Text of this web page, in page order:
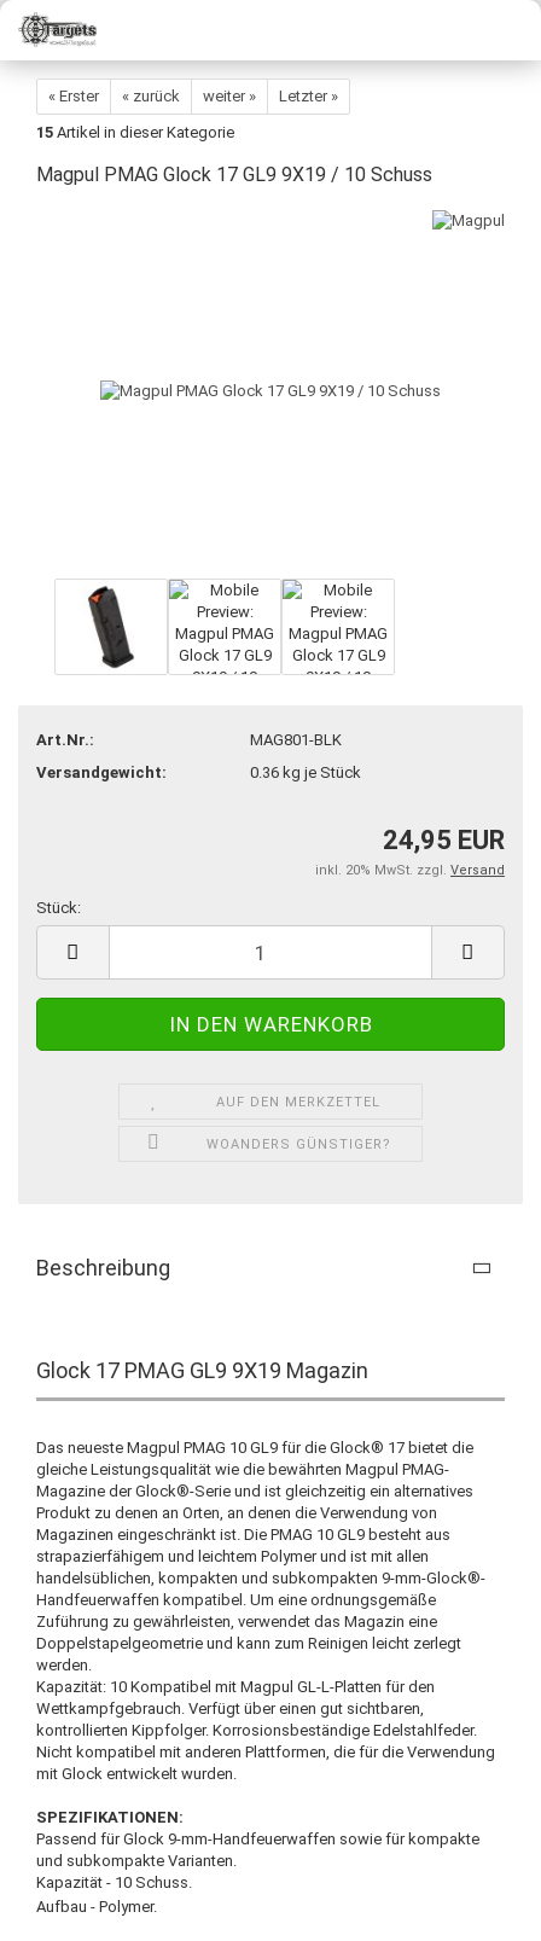
« Erster « zurück weiter »
Letzter »
15 Artikel in dieser Kategorie
Magpul PMAG Glock 17 GL9 9X19 / 10 Schuss
Art.Nr.:
MAG801-BLK
Versandgewicht:
0.36kg je Stück
24,95 EUR
inkl. 20% MwSt. zzgl. Versand
Stück:
Stück
AUF DEN MERKZETTEL
WOANDERS GÜNSTIGER?
Beschreibung
Glock 17 PMAG GL9 9X19 Magazin
Das neueste Magpul PMAG 10 GL9 für die Glock® 17 bietet die
gleiche Leistungsqualität wie die bewährten Magpul PMAG-
Magazine der Glock®-Serie und ist gleichzeitig ein alternatives
Produkt zu denen an Orten, an denen die Verwendung von
Magazinen eingeschränkt ist. Die PMAG 10 GL9 besteht aus
strapazierfähigem und leichtem Polymer und ist mit allen
handelsüblichen, kompakten und subkompakten 9-mm-Glock®-
Handfeuerwaffen kompatibel. Um eine ordnungsgemäße
Zuführung zu gewährleisten, verwendet das Magazin eine
Doppelstapelgeometrie und kann zum Reinigen leicht zerlegt
werden.
Kapazität: 10 Kompatibel mit Magpul GL-L-Platten für den
Wettkampfgebrauch. Verfügt über einen gut sichtbaren,
kontrollierten Kippfolger. Korrosionsbeständige Edelstahlfeder.
Nicht kompatibel mit anderen Plattformen, die für die Verwendung
mit Glock entwickelt wurden.
SPEZIFIKATIONEN:
Passend für Glock 9-mm-Handfeuerwaffen sowie für kompakte
und subkompakte Varianten.
Kapazität - 10 Schuss.
Aufbau - Polymer.